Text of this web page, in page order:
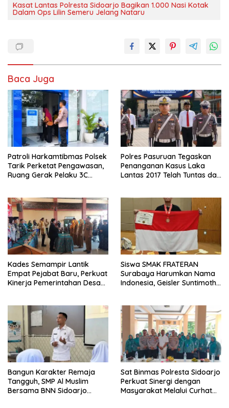
Kasat Lantas Polresta Sidoarjo Bagikan 1.000 Nasi Kotak
Dalam Ops Lilin Semeru Jelang Nataru
Baca Juga
Patroli Harkamtibmas Polsek
Tarik Perketat Pengawasan,
Ruang Gerak Pelaku 3C
Polres Pasuruan Tegaskan
Penanganan Kasus Laka
Lantas 2017 Telah Tuntas dan
Kades Semampir Lantik
Empat Pejabat Baru, Perkuat
Kinerja Pemerintahan Desa
Siswa SMAK FRATERAN
Surabaya Harumkan Nama
Indonesia, Geisler Suntimothy
Bangun Karakter Remaja
Tangguh, SMP Al Muslim
Bersama BNN Sidoarjo
Sat Binmas Polresta Sidoarjo
Perkuat Sinergi dengan
Masyarakat Melalui Curhat